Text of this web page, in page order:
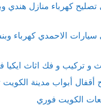
كهرباء منازل هندي
الاحمدي كهرباء
و تركيب و فك اثاث ايكيا
أبواب مدينة الكويت
الكويت فوري